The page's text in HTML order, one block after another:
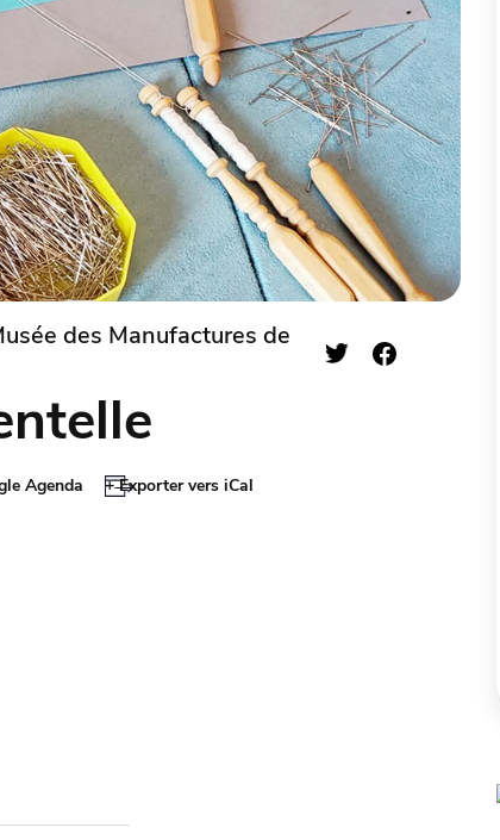
des Manufactures de
Agenda + Exporter vers iCal